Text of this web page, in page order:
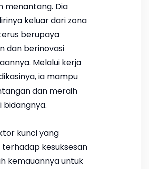
menantang. Dia
keluar dari zona
berupaya
dan berinovasi
Melalui kerja
ia mampu
dan meraih
bidangnya.
kunci yang
kesuksesan
kemauannya untuk